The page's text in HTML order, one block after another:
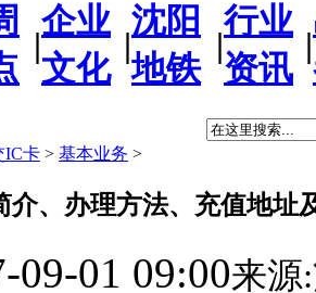
|
企业
文化
|
沈阳
地铁
|
行业
资讯
|
IC卡 > 基本业务 >
介、办理方法、充值地址
09-01 09:00来源: